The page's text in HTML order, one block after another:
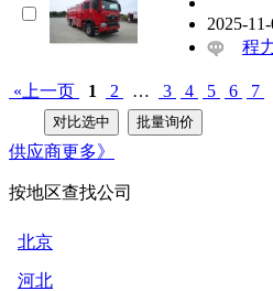
2025-
程
«上一页 1 2 … 3 4 5 6 7
供应商更多》
按地区查找公司
北京
河北